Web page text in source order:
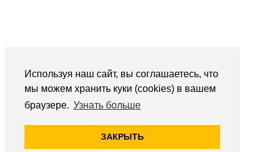
Используя наш сайт, вы соглашаетесь, что
мы можем хранить куки (cookies) в вашем
браузере. Узнать больше
ЗАКРЫТЬ